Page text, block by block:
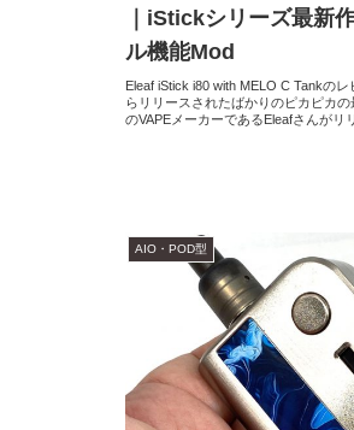
｜iStickシリーズ最新
ル機能Mod
Eleaf iStick i80 with MELO C Tankの
らリリースされたばかりのピカピカ
のVAPEメーカーであるEleafさんがリ
AIO・POD型